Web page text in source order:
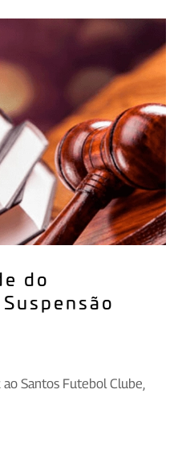
do
Santos Futebol Clube,